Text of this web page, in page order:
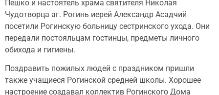
Пешко и настоятель храма святителя Николая
Чудотворца аг. Рогинь иерей Александр Асадчий
посетили Рогинскую больницу сестринского ухода. Они
передали постояльцам гостинцы, предметы личного
обихода и гигиены.
Поздравить пожилых людей с праздником пришли
также учащиеся Рогинской средней школы. Хорошее
настроение создавал коллектив Рогинского Дома